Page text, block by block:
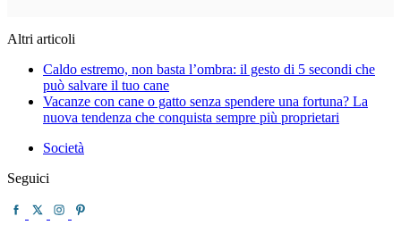
Altri articoli
Caldo estremo, non basta l’ombra: il gesto di 5 secondi che
può salvare il tuo cane
Vacanze con cane o gatto senza spendere una fortuna? La
nuova tendenza che conquista sempre più proprietari
Società
Seguici